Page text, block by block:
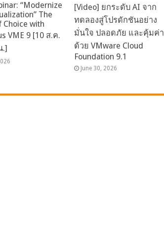
“Modernize
The
Choice with
VME 9 [10 ส.ค.
.]
[Video] ยกระดับ AI จาก
ทดลองสู่โปรดักชันอย่าง
มั่นใจ ปลอดภัย และคุ้มค่า
ด้วย VMware Cloud
Foundation 9.1
June 30, 2026